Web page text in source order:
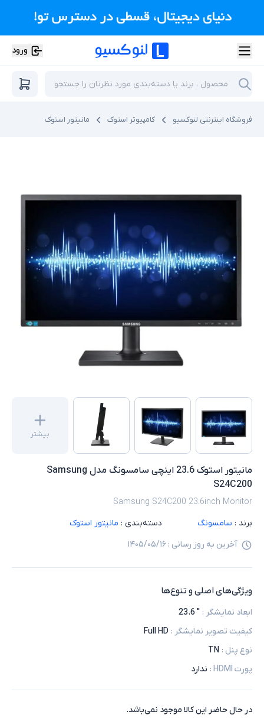
ورود
فروشگاه اینترنتی لنوکسیو کامپیوتر استوک مانیتور استوک
بیشتر
مانیتور استوک 23.6 اینچی سامسونگ مدل Samsung
S24C200
Samsung S24C200 23.6inch Monitor
برند : سامسونگ دسته‌بندی : مانیتور استوک
آخرین به روز رسانی : ۱۴۰۵/۰۵/۱۶
ویژگی‌های اصلی و تنوع‌ها
ابعاد نمایشگر :
" 23.6
کیفیت تصویر نمایشگر :
Full HD
نوع پنل :
TN
پورت HDMI
: ندارد
در حال حاضر این کالا موجود نمی‌باشد.